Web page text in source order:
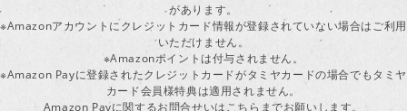
があります。
※Amazonアカウントにクレジットカード情報が登録されていない場合はご利用
いただけません。
※Amazonポイントは付与されません。
※Amazon Payに登録されたクレジットカードがタミヤカードの場合でもタミヤ
カード会員様特典は適用されません。
Amazon Payに関するお問合せいはこちらまでお願いします。